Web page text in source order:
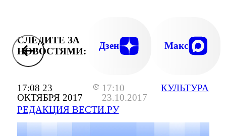
17:08 23
ОКТЯБРЯ 2017
17:10
23.10.2017
РЕДАКЦИЯ ВЕСТИ.РУ
КУЛЬТУРА
СЛЕДИТЕ ЗА
НОВОСТЯМИ:
Дзен Макс